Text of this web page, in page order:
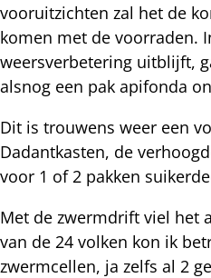
vooruitzichten zal het de
komen met de voorraden.
weersverbetering uitblijft,
alsnog een pak apifonda
Dit is trouwens weer een
Dadantkasten, de
voor 1 of 2 pakken
Met de zwermdrift viel het
van de 24 volken kon ik
zwermcellen, ja zelfs al 2